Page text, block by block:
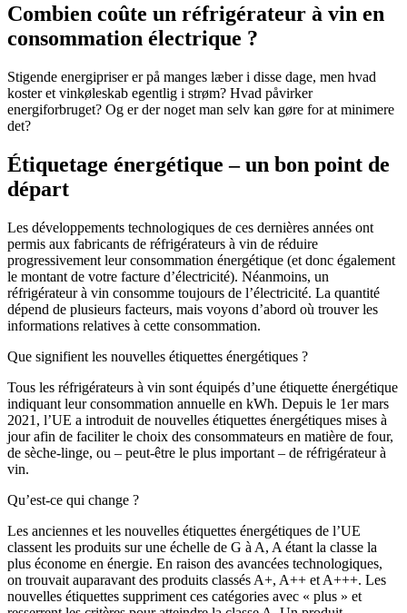
Combien coûte un réfrigérateur à vin en
consommation électrique ?
Stigende energipriser er på manges læber i disse dage, men hvad
koster et vinkøleskab egentlig i strøm? Hvad påvirker
energiforbruget? Og er der noget man selv kan gøre for at minimere
det?
Étiquetage énergétique – un bon point de
départ
Les développements technologiques de ces dernières années ont
permis aux fabricants de réfrigérateurs à vin de réduire
progressivement leur consommation énergétique (et donc également
le montant de votre facture d’électricité). Néanmoins, un
réfrigérateur à vin consomme toujours de l’électricité. La quantité
dépend de plusieurs facteurs, mais voyons d’abord où trouver les
informations relatives à cette consommation.
Que signifient les nouvelles étiquettes énergétiques ?
Tous les réfrigérateurs à vin sont équipés d’une étiquette énergétique
indiquant leur consommation annuelle en kWh. Depuis le 1er mars
2021, l’UE a introduit de nouvelles étiquettes énergétiques mises à
jour afin de faciliter le choix des consommateurs en matière de four,
de sèche-linge, ou – peut-être le plus important – de réfrigérateur à
vin.
Qu’est-ce qui change ?
Les anciennes et les nouvelles étiquettes énergétiques de l’UE
classent les produits sur une échelle de G à A, A étant la classe la
plus économe en énergie. En raison des avancées technologiques,
on trouvait auparavant des produits classés A+, A++ et A+++. Les
nouvelles étiquettes suppriment ces catégories avec « plus » et